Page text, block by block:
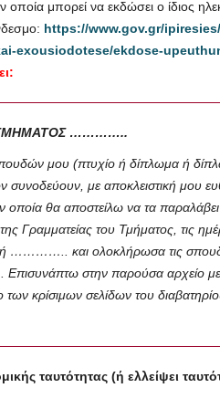
οποία μπορεί να εκδώσει ο ίδιος
https://www.gov.gr/
exousiodotese/ekdose-
ΤΜΗΜΑΤΟΣ …………..
μου (πτυχίο ή δίπλωμα ή
με αποκλειστική μου
θα αποστείλω να τα παραλάβει
Γραμματείας του Τμήματος, τις
και ολοκλήρωσα τις
στην παρούσα αρχείο με
των κρίσιμων σελίδων του
ταυτότητας (ή ελλείψει